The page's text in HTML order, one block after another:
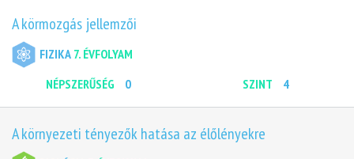
A körmozgás jellemzői
FIZIKA 7. ÉVFOLYAM
NÉPSZERŰSÉG
0 SZINT 4
A környezeti tényezők hatása az élőlényekre